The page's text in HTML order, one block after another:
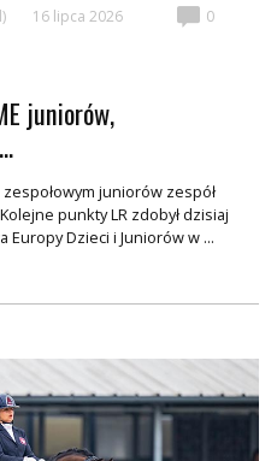
16 lipca 2026 0
juniorów,
juniorów zespół
punkty LR zdobył dzisiaj
Dzieci i Juniorów w ...